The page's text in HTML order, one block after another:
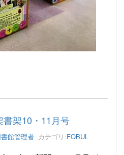
架10・11月号
館管理者 カテゴリ:FOBUL